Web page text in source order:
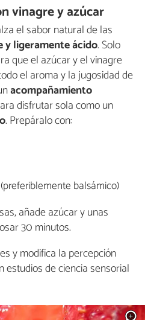
vinagre y azúcar
el sabor natural de las
y ligeramente ácido. Solo
que el azúcar y el vinagre
el aroma y la jugosidad de
acompañamiento
disfrutar sola como un
. Prepáralo con:
balsámico)
añade azúcar y unas
30 minutos.
y modifica la percepción
estudios de ciencia sensorial